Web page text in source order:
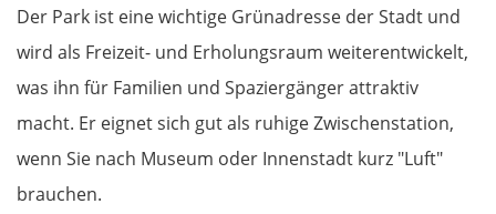
Der Park ist eine wichtige Grünadresse der Stadt und
wird als Freizeit- und Erholungsraum weiterentwickelt,
was ihn für Familien und Spaziergänger attraktiv
macht. Er eignet sich gut als ruhige Zwischenstation,
wenn Sie nach Museum oder Innenstadt kurz "Luft"
brauchen.
Târgu Jiu
Petroșani
Diemrich
Lugosch